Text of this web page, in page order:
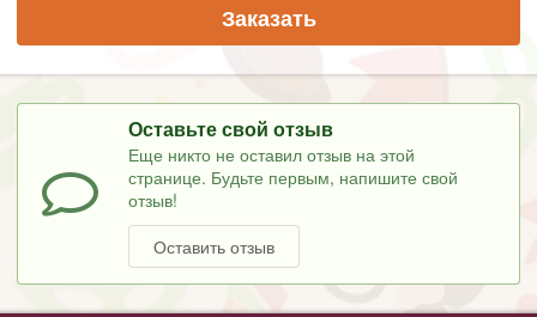
Заказать
Оставьте свой отзыв
Еще никто не оставил отзыв на этой
странице. Будьте первым, напишите свой
отзыв!
Оставить отзыв